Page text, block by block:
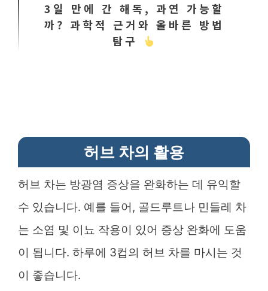
3일 만에 간 해독, 과연 가능할
까? 과학적 근거와 올바른 방법
탐구
허브 차의 활용
허브 차는 방광염 증상을 완화하는 데 유익할
수 있습니다. 예를 들어, 골드루트나 민들레 차
는 소염 및 이뇨 작용이 있어 증상 완화에 도움
이 됩니다. 하루에 3컵의 허브 차를 마시는 것
이 좋습니다.